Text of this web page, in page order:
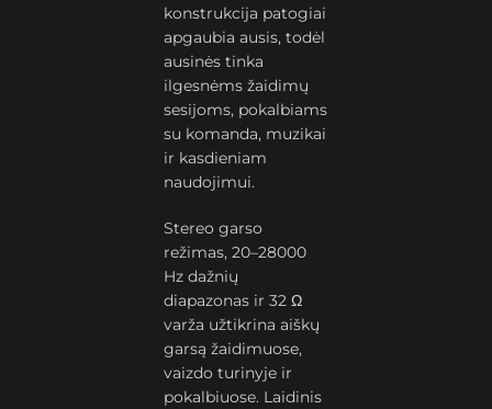
konstrukcija patogiai
apgaubia ausis, todėl
ausinės tinka
ilgesnėms žaidimų
sesijoms, pokalbiams
su komanda, muzikai
ir kasdieniam
naudojimui.
Stereo garso
režimas, 20–28000
Hz dažnių
diapazonas ir 32 Ω
varža užtikrina aiškų
garsą žaidimuose,
vaizdo turinyje ir
pokalbiuose. Laidinis